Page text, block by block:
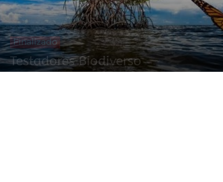
Finalizado
Testadores Biodiverso